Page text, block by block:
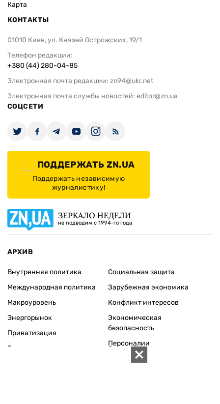
Карта
КОНТАКТЫ
01010 Киев, ул. Князей Острожских, 19/1
Телефон редакции:
+380 (44) 280-04-85
Электронная почта редакции: zn94@ukr.net
Электронная почта службы новостей: editor@zn.ua
СОЦСЕТИ
ПОДДЕРЖАТЬ ZN.UA
Поддержать независимую
журналистику!
ЗЕРКАЛО НЕДЕЛИ
не подводим с 1994-го года
АРХИВ
Внутренняя политика
Международная политика
Макроуровень
Энергорынок
Приватизация
Экономика регионов
Социальная защита
Зарубежная экономика
Конфликт интересов
Экономическая
безопасность
Персоналии
Социум
История